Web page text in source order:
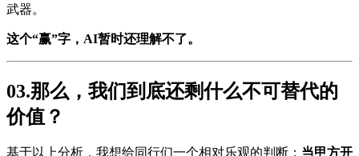
武器。
这个“赢”字，AI暂时还理解不了。
03.那么，我们到底还剩什么不可替代的
价值？
基于以上分析，我想给同行们一个相对乐观的判断： 当甲方开